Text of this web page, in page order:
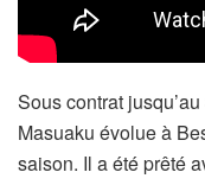
Sous contrat
Masuaku évolue à
saison. Il a été prêté